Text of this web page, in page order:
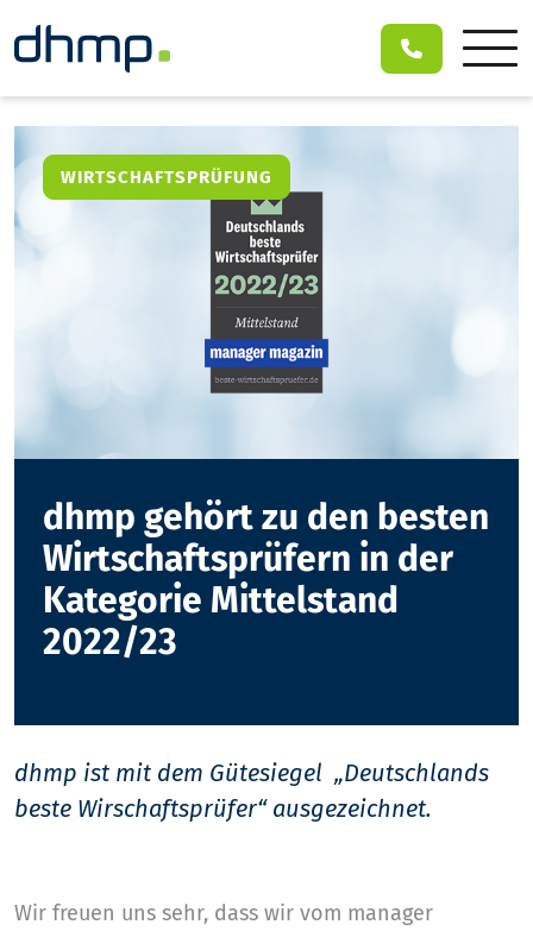
WIRTSCHAFTSPRÜFUNG
dhmp gehört zu den besten
Wirtschaftsprüfern in der
Kategorie Mittelstand
2022/23
dhmp ist mit dem Gütesiegel „Deutschlands
beste Wirschaftsprüfer“ ausgezeichnet.
Wir freuen uns sehr, dass wir vom manager